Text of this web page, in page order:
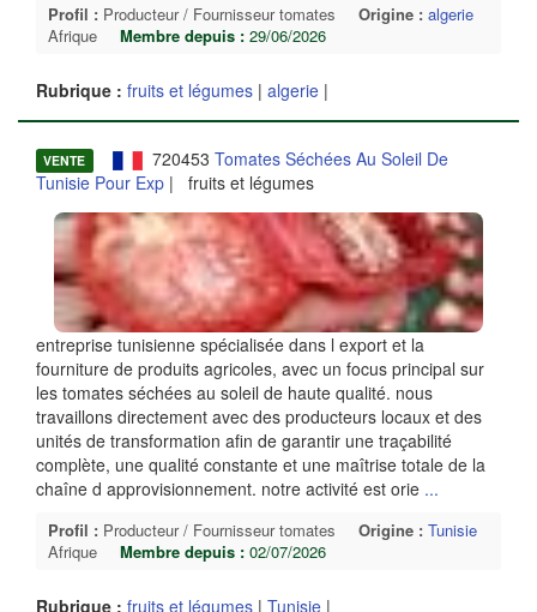
Profil : Producteur / Fournisseur tomates Origine : algerie
Afrique
Membre depuis : 29/06/2026
Rubrique : fruits et légumes | algerie |
VENTE 720453 Tomates Séchées Au Soleil De
Tunisie Pour Exp | fruits et légumes
entreprise tunisienne spécialisée dans l export et la
fourniture de produits agricoles, avec un focus principal sur
les tomates séchées au soleil de haute qualité. nous
travaillons directement avec des producteurs locaux et des
unités de transformation afin de garantir une traçabilité
complète, une qualité constante et une maîtrise totale de la
chaîne d approvisionnement. notre activité est orie ...
Profil : Producteur / Fournisseur tomates Origine : Tunisie
Afrique
Membre depuis : 02/07/2026
Rubrique : fruits et légumes | Tunisie |